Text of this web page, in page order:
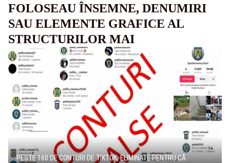
FOLOSEAU ÎNSEMNE, DENUMIRI
SAU ELEMENTE GRAFICE AL
STRUCTURILOR MAI
PESTE 160 DE CONTURI DE TIKTOK, ELIMINATE PENTRU CĂ